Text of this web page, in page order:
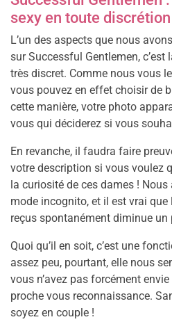
sexy en toute
L’un des aspects que nous
sur Successful Gentlemen,
très discret. Comme nous vous
vous pouvez en effet choisir de
cette manière, votre photo
vous qui déciderez si vous
En revanche, il faudra faire
votre description si vous voulez
la curiosité de ces dames !
mode incognito, et il est vrai
reçus spontanément diminue un
Quoi qu’il en soit, c’est une
assez peu, pourtant, elle nous
vous n’avez pas forcément
proche vous reconnaissance.
soyez en couple !